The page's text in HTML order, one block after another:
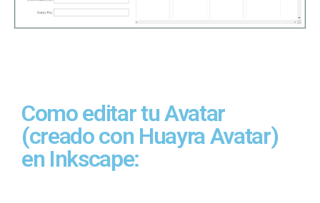
Como editar tu Avatar
(creado con Huayra Avatar)
en Inkscape: